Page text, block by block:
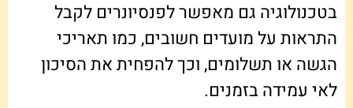
בטכנולוגיה גם מאפשר לפנסיונרים לקבל
התראות על מועדים חשובים, כמו תאריכי
הגשה או תשלומים, וכך להפחית את הסיכון
לאי עמידה בזמנים.